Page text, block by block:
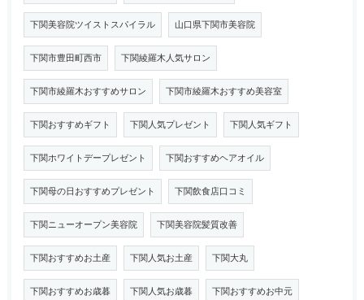
下関美容院ツイストスパイラル 山口県下関市美容院
下関市豊田町西市 下関綾羅木人気サロン
下関市綾羅木おすすめサロン 下関市綾羅木おすすめ美容室
下関おすすめギフト 下関人気プレゼント 下関人気ギフト
下関ホワイトデープレゼント 下関おすすめヘアオイル
下関母の日おすすめプレゼント 下関飲食店口コミ
下関ニューオープン美容院 下関美容院髪質改善
下関おすすめお土産 下関人気お土産 下関大丸
下関おすすめお歳暮 下関人気お歳暮 下関おすすめお中元